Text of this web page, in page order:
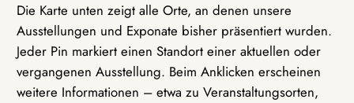
Die Karte unten zeigt alle Orte, an denen unsere
Ausstellungen und Exponate bisher präsentiert wurden.
Jeder Pin markiert einen Standort einer aktuellen oder
vergangenen Ausstellung. Beim Anklicken erscheinen
weitere Informationen – etwa zu Veranstaltungsorten,